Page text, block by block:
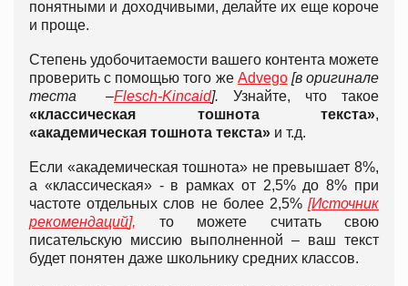
понятными и доходчивыми, делайте их еще короче
и проще.
Степень удобочитаемости вашего контента можете
проверить с помощью того же Advego [в оригинале
теста –Flesch-Kincaid]. Узнайте, что такое
«классическая тошнота текста»,
«академическая тошнота текста» и т.д.
Если «академическая тошнота» не превышает 8%,
а «классическая» - в рамках от 2,5% до 8% при
частоте отдельных слов не более 2,5% [Источник
рекомендаций], то можете считать свою
писательскую миссию выполненной – ваш текст
будет понятен даже школьнику средних классов.